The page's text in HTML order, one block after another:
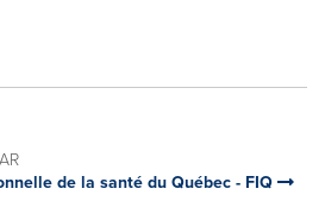
de la santé du Québec - FIQ